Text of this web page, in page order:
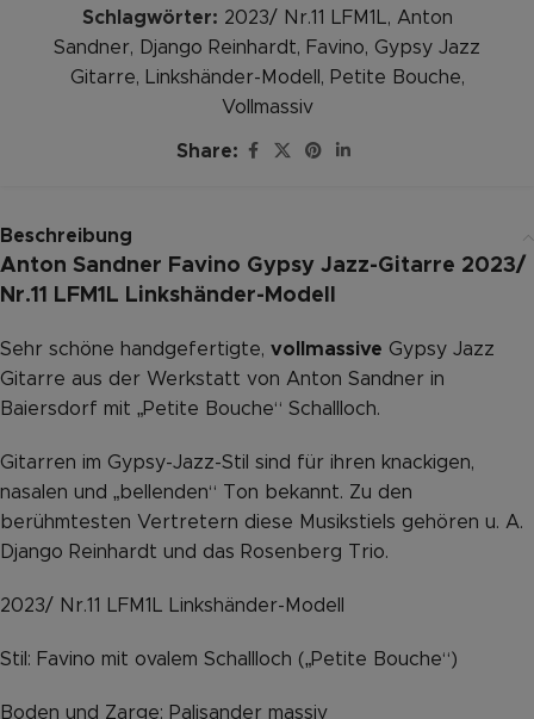
Schlagwörter: 2023/ Nr.11 LFM1L, Anton
Sandner, Django Reinhardt, Favino, Gypsy Jazz
Gitarre, Linkshänder-Modell , Petite Bouche,
Vollmassiv
Share:
Beschreibung
Anton Sandner Favino Gypsy Jazz-Gitarre 2023/
Nr.11 LFM1L Linkshänder-Modell
Sehr schöne handgefertigte, vollmassive Gypsy Jazz
Gitarre aus der Werkstatt von Anton Sandner in
Baiersdorf mit „Petite Bouche“ Schallloch.
Gitarren im Gypsy-Jazz-Stil sind für ihren knackigen,
nasalen und „bellenden“ Ton bekannt. Zu den
berühmtesten Vertretern diese Musikstiels gehören u. A.
Django Reinhardt und das Rosenberg Trio.
2023/ Nr.11 LFM1L Linkshänder-Modell
Stil: Favino mit ovalem Schallloch („Petite Bouche“)
Boden und Zarge: Palisander massiv